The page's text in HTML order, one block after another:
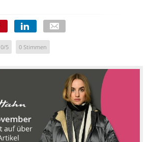
0/5 0 Stimmen